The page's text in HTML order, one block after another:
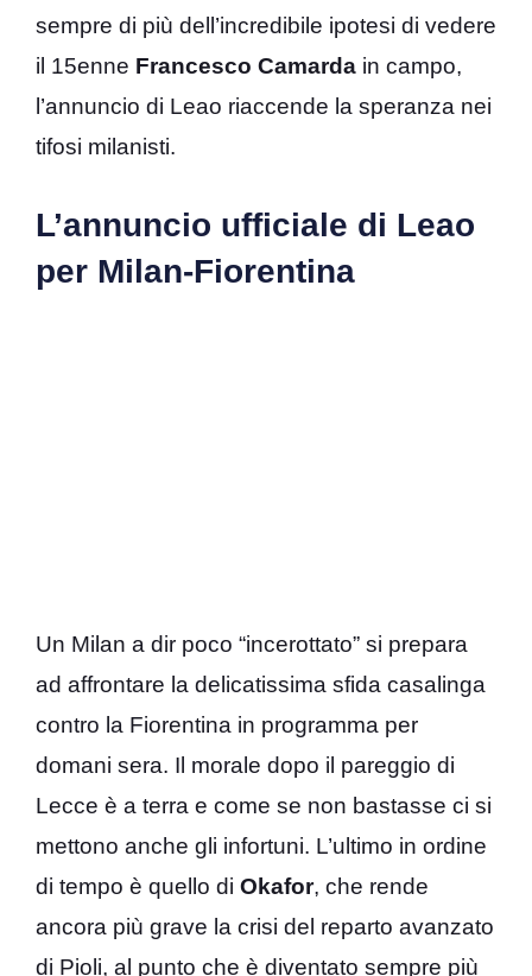
sempre di più dell’incredibile ipotesi di vedere
il 15enne Francesco Camarda in campo,
l’annuncio di Leao riaccende la speranza nei
tifosi milanisti.
L’annuncio ufficiale di Leao
per Milan-Fiorentina
Un Milan a dir poco “incerottato” si prepara
ad affrontare la delicatissima sfida casalinga
contro la Fiorentina in programma per
domani sera. Il morale dopo il pareggio di
Lecce è a terra e come se non bastasse ci si
mettono anche gli infortuni. L’ultimo in ordine
di tempo è quello di Okafor, che rende
ancora più grave la crisi del reparto avanzato
di Pioli, al punto che è diventato sempre più